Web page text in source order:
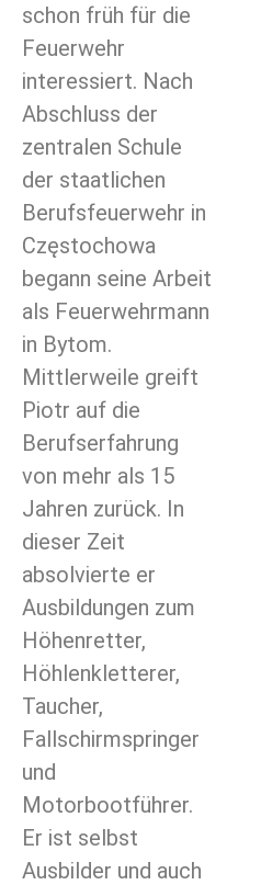
schon früh für die
Feuerwehr
interessiert. Nach
Abschluss der
zentralen Schule
der staatlichen
Berufsfeuerwehr in
Częstochowa
begann seine Arbeit
als Feuerwehrmann
in Bytom.
Mittlerweile greift
Piotr auf die
Berufserfahrung
von mehr als 15
Jahren zurück. In
dieser Zeit
absolvierte er
Ausbildungen zum
Höhenretter,
Höhlenkletterer,
Taucher,
Fallschirmspringer
und
Motorbootführer.
Er ist selbst
Ausbilder und auch
seiner
eindrucksvollen
Bilder zur
Verfügung, die nicht
nur Feuerwehrleute,
sondern auch
zahlreiche Zivilisten
international in den